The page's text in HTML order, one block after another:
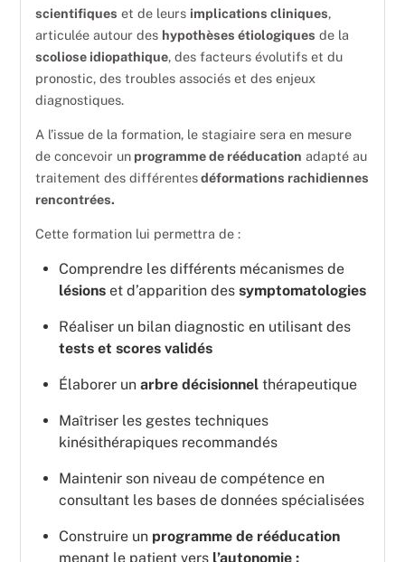
scientifiques et de leurs implications cliniques,
articulée autour des hypothèses étiologiques de la
scoliose idiopathique, des facteurs évolutifs et du
pronostic, des troubles associés et des enjeux
diagnostiques.
A l’issue de la formation, le stagiaire sera en mesure
de concevoir un programme de rééducation adapté au
traitement des différentesdéformations rachidiennes
rencontrées.
Cette formation lui permettra de :
Comprendre les différents mécanismes de
lésions et d’apparition des symptomatologies
Réaliser un bilan diagnostic en utilisant des
tests et scores validés
Élaborer un arbre décisionnel thérapeutique
Maîtriser les gestes techniques
kinésithérapiques recommandés
Maintenir son niveau de compétence en
consultant les bases de données spécialisées
Construire un programme de rééducation
menant le patient vers l’autonomie :